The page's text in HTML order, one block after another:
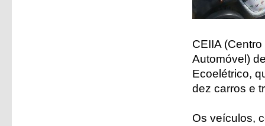
CEIIA
Automóvel)
Ecoelétrico,
dez carros e
Os veículos,